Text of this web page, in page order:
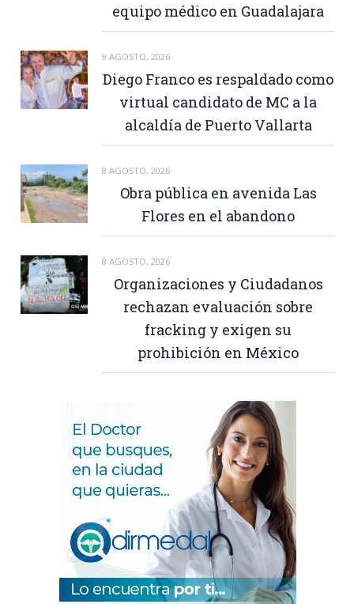
equipo médico en Guadalajara
9 AGOSTO, 2026
Diego Franco es respaldado como
virtual candidato de MC a la
alcaldía de Puerto Vallarta
8 AGOSTO, 2026
Obra pública en avenida Las
Flores en el abandono
8 AGOSTO, 2026
Organizaciones y Ciudadanos
rechazan evaluación sobre
fracking y exigen su
prohibición en México